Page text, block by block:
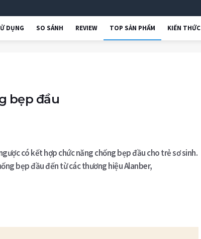
DỤNG SO SÁNH REVIEW TOP SẢN PHẨM KIẾN THỨC
bẹp đầu
có kết hợp chức năng chống bẹp đầu cho trẻ sơ sinh.
bẹp đầu đến từ các thương hiệu Alanber,